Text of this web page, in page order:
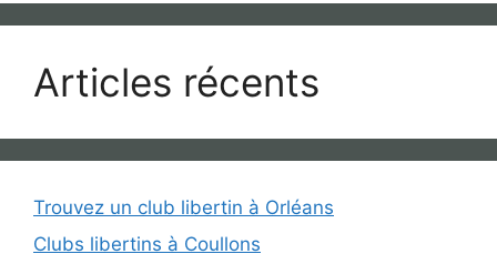
Articles récents
Trouvez un club libertin à Orléans
Clubs libertins à Coullons